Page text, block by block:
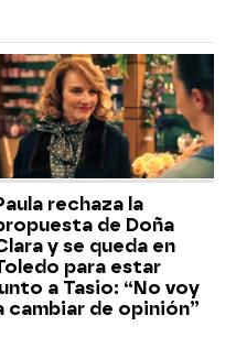
rechaza la
de Doña
y se queda en
para estar
a Tasio: “No voy
cambiar de opinión”